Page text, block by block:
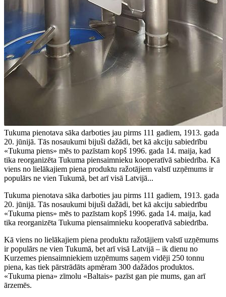
Tukuma pienotava sāka darboties jau pirms 111 gadiem, 1913. gada
20. jūnijā. Tās nosaukumi bijuši dažādi, bet kā akciju sabiedrību
«Tukuma piens» mēs to pazīstam kopš 1996. gada 14. maija, kad
tika reorganizēta Tukuma piensaimnieku kooperatīvā sabiedrība. Kā
viens no lielākajiem piena produktu ražotājiem valstī uzņēmums ir
populārs ne vien Tukumā, bet arī visā Latvijā...
Tukuma pienotava sāka darboties jau pirms 111 gadiem, 1913. gada
20. jūnijā. Tās nosaukumi bijuši dažādi, bet kā akciju sabiedrību
«Tukuma piens» mēs to pazīstam kopš 1996. gada 14. maija, kad
tika reorganizēta Tukuma piensaimnieku kooperatīvā sabiedrība.
Kā viens no lielākajiem piena produktu ražotājiem valstī uzņēmums
ir populārs ne vien Tukumā, bet arī visā Latvijā – ik dienu no
Kurzemes piensaimniekiem uzņēmums saņem vidēji 250 tonnu
piena, kas tiek pārstrādāts apmēram 300 dažādos produktos.
«Tukuma piena» zīmolu «Baltais» pazīst gan pie mums, gan arī
ārzemēs.